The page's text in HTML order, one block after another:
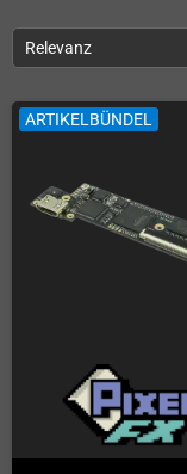
Relevanz
ARTIKELBÜNDEL